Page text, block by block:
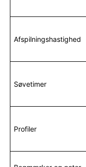
Afspilningshastighed
Søvetimer
Profiler